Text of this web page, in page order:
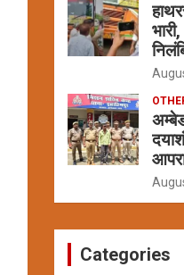
Categories